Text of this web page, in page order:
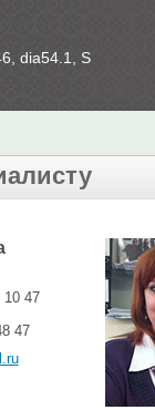
dia54.1, S
10 47
47